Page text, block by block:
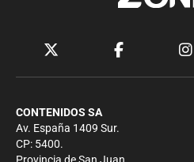
CONTENIDOS SA
Av. España 1409 Sur.
CP: 5400.